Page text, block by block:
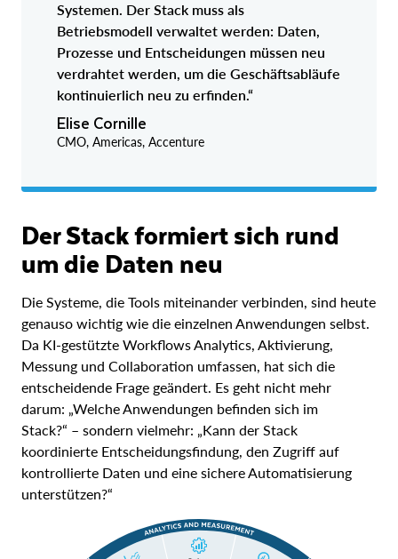
Systemen. Der Stack muss als
Betriebsmodell verwaltet werden: Daten,
Prozesse und Entscheidungen müssen neu
verdrahtet werden, um die Geschäftsabläufe
kontinuierlich neu zu erfinden.“
Elise Cornille
CMO, Americas, Accenture
Der Stack formiert sich rund
um die Daten neu
Die Systeme, die Tools miteinander verbinden, sind heute
genauso wichtig wie die einzelnen Anwendungen selbst.
Da KI-gestützte Workflows Analytics, Aktivierung,
Messung und Collaboration umfassen, hat sich die
entscheidende Frage geändert. Es geht nicht mehr
darum: „Welche Anwendungen befinden sich im
Stack?“ – sondern vielmehr: „Kann der Stack
koordinierte Entscheidungsfindung, den Zugriff auf
kontrollierte Daten und eine sichere Automatisierung
unterstützen?“